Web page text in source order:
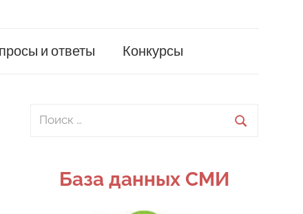
и ответы Конкурсы
Поиск
База данных СМИ